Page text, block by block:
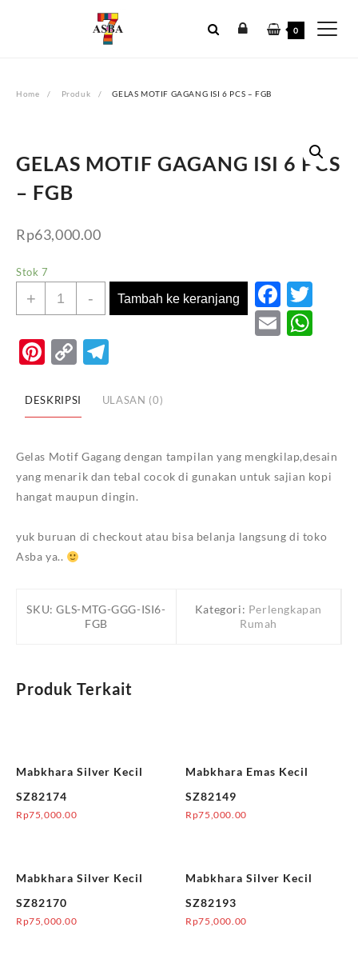
0
Home Produk GELAS MOTIF GAGANG ISI 6 PCS – FGB
GELAS MOTIF GAGANG ISI 6 PCS
– FGB
Rp63,000.00
Stok 7
+
Kuantitas
GELAS
GAGANG
FGB
- Tambah ke keranjang
Email
Pinterest
Copy
DESKRIPSI ULASAN (0)
Gelas Motif Gagang dengan tampilan yang mengkilap,desain
yang menarik dan tebal cocok di gunakan untuk sajian kopi
hangat maupun dingin.
yuk buruan di checkout atau bisa belanja langsung di toko
Asba ya..
SKU:GLS-MTG-GGG-ISI6-
FGB
Kategori: Perlengkapan
Rumah
Produk Terkait
Mabkhara Silver Kecil
SZ82174
Rp75,000.00
Mabkhara Emas Kecil
SZ82149
Rp75,000.00
Mabkhara Silver Kecil
SZ82170
Rp75,000.00
Mabkhara Silver Kecil
SZ82193
Rp75,000.00